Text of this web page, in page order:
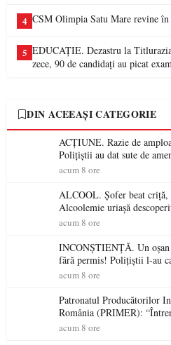
4 CSM Olimpia Satu Mare revine
5 EDUCAȚIE. Dezastru la
zece, 90 de candidați au picat
DIN ACEEAȘI CATEGORIE
ACȚIUNE. Razie de
Polițiștii au dat sute de
permis într-o singură zi
acum 8 ore
ALCOOL. Șofer beat
Alcoolemie uriașă
acum 8 ore
INCONȘTIENȚĂ. Un
fără permis! Polițiștii l-au
acum 8 ore
Patronatul Producătorilor
România (PRIMER):
electrică a fabricilor de
acum 8 ore